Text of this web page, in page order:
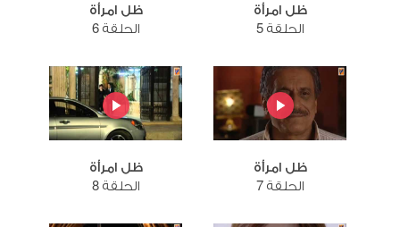
ظل امرأة
الحلقة 5
ظل امرأة
الحلقة 6
ظل امرأة
الحلقة 7
ظل امرأة
الحلقة 8